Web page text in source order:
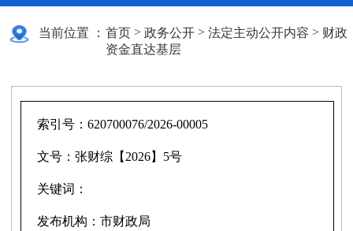
当前位置 ： 首页 >政务公开 >法定主动公开内容 > 财政
资金直达基层
索引号：620700076/2026-00005
文号：张财综【2026】5号
关键词：
发布机构：市财政局